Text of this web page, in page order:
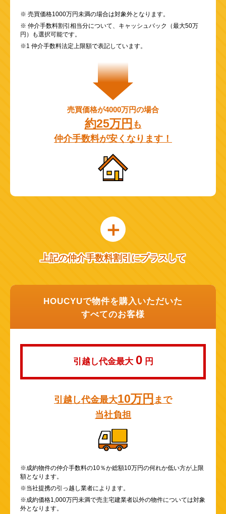
※ 売買価格1000万円未満の場合は対象外となります。
※ 仲介手数料割引相当分について、キャッシュバック（最大50万
円）も選択可能です。
※1 仲介手数料法定上限額で表記しています。
売買価格が4000万円の場合
約25万円 も
仲介手数料が安くなります！
上記の仲介手数料割引にプラスして
HOUCYUで物件を購入いただいた
すべてのお客様
引越し代金最大 0 円
引越し代金最大10万円 まで
当社負担
※成約物件の仲介手数料の10％か総額10万円の何れか低い方が上限
額となります。
※当社提携の引っ越し業者によります。
※成約価格1,000万円未満で売主宅建業者以外の物件については対象
外となります。